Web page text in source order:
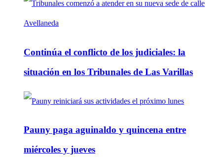
Continúa el conflicto de los judiciales: la
situación en los Tribunales de Las Varillas
Pauny paga aguinaldo y quincena entre
miércoles y jueves